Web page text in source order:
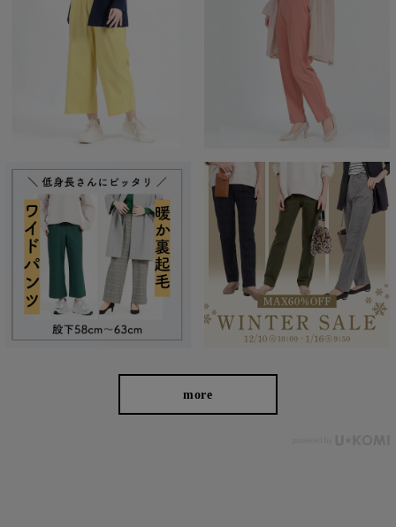
経験を積み重ねた人にしか分からない“本物のスタンダー
ド”があるとすればそれはこんな形なのかもしれません。忙
しい毎日をおくる全ての女性にもっと軽やかに、もっと自分
らしくオシャレを楽しんでいただければ嬉しいです。
美しく、はきやすく、長く使える
more